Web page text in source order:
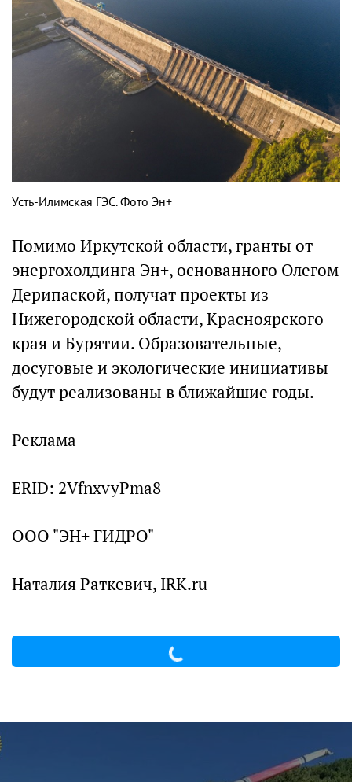
Усть-Илимская ГЭС. Фото Эн+
Помимо Иркутской области, гранты от
энергохолдинга Эн+, основанного Олегом
Дерипаской, получат проекты из
Нижегородской области, Красноярского
края и Бурятии. Образовательные,
досуговые и экологические инициативы
будут реализованы в ближайшие годы.
Реклама
ERID: 2VfnxvyPma8
ООО "ЭН+ ГИДРО"
Наталия Раткевич, IRK.ru